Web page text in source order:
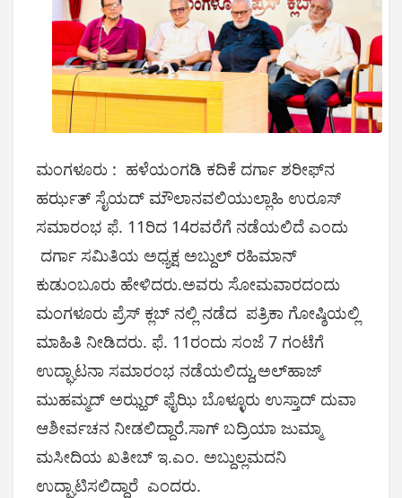
ಮಂಗಳೂರು : ಹಳೆಯಂಗಡಿ ಕದಿಕೆ ದರ್ಗಾ ಶರೀಫ್‌ನ
ಹರ್ಝತ್ ಸೈಯದ್ ಮೌಲಾನವಲಿಯುಲ್ಲಾಹಿ ಉರೂಸ್
ಸಮಾರಂಭ ಫೆ. 11ರಿದ 14ರವರೆಗೆ ನಡೆಯಲಿದೆ ಎಂದು
ದರ್ಗಾ ಸಮಿತಿಯ ಅಧ್ಯಕ್ಷ ಅಬ್ದುಲ್ ರಹಿಮಾನ್
ಕುಡುಂಬೂರು ಹೇಳಿದರು.ಅವರು ಸೋಮವಾರದಂದು
ಮಂಗಳೂರು ಪ್ರೆಸ್ ಕ್ಲಬ್ ನಲ್ಲಿ ನಡೆದ ಪತ್ರಿಕಾ ಗೋಷ್ಠಿಯಲ್ಲಿ
ಮಾಹಿತಿ ನೀಡಿದರು. ಫೆ. 11ರಂದು ಸಂಜೆ 7 ಗಂಟೆಗೆ
ಉದ್ಘಾಟನಾ ಸಮಾರಂಭ ನಡೆಯಲಿದ್ದು,ಅಲ್‌ಹಾಜ್
ಮುಹಮ್ಮದ್ ಅಝ್ಹರ್ ಫೈಝಿ ಬೊಳ್ಳೂರು ಉಸ್ತಾದ್ ದುವಾ
ಆಶೀರ್ವಚನ ನೀಡಲಿದ್ದಾರೆ.ಸಾಗ್ ಬದ್ರಿಯಾ ಜುಮ್ಮಾ
ಮಸೀದಿಯ ಖತೀಬ್ ಇ.ಎಂ. ಅಬ್ದುಲ್ಲಮದನಿ
ಉದ್ಘಾಟಿಸಲಿದ್ದಾರೆ ಎಂದರು.